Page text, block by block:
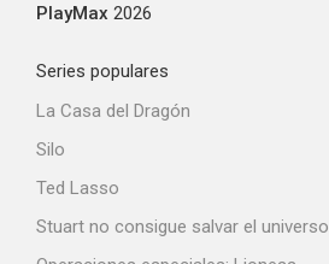
PlayMax 2026
Series populares
La Casa del Dragón
Silo
Ted Lasso
Stuart no consigue salvar el universo